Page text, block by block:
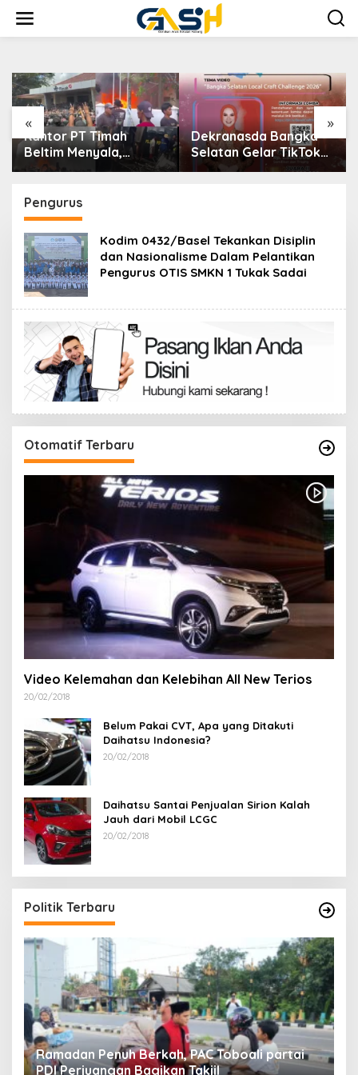
konten
« »
Kantor PT Timah
Beltim Menyala,
Ribuan Penambang
Jangan Tutup Mata
Dekranasda Bangka
Selatan Gelar TikTok
Video Competition
Pengurus
Kodim 0432/Basel Tekankan Disiplin
dan Nasionalisme Dalam Pelantikan
Pengurus OTIS SMKN 1 Tukak Sadai
Otomatif Terbaru
Video Kelemahan dan Kelebihan All New Terios
20/02/2018
Belum Pakai CVT, Apa yang Ditakuti
Daihatsu Indonesia?
20/02/2018
Daihatsu Santai Penjualan Sirion Kalah
Jauh dari Mobil LCGC
20/02/2018
Politik Terbaru
Ramadan Penuh Berkah, PAC Toboali partai
PDI Perjuangan Bagikan Takjil